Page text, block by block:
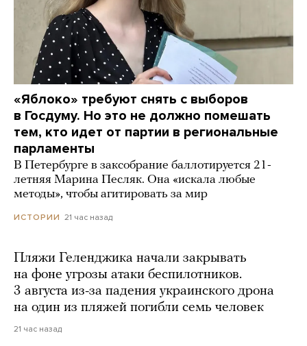
«Яблоко» требуют снять с выборов
в Госдуму. Но это не должно помешать
тем, кто идет от партии в региональные
парламенты
В Петербурге в заксобрание баллотируется 21-
летняя Марина Песляк. Она «искала любые
методы», чтобы агитировать за мир
ИСТОРИИ 21 час назад
Пляжи Геленджика начали закрывать
на фоне угрозы атаки беспилотников.
3 августа из-за падения украинского дрона
на один из пляжей погибли семь человек
21 час назад